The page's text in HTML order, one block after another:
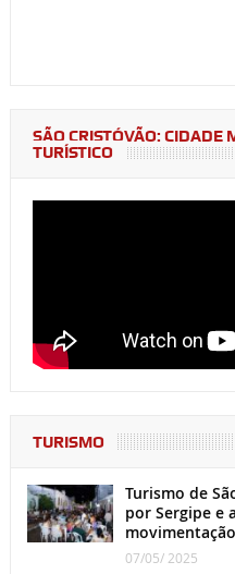
SÃO CRISTÓVÃO: CIDADE
TURÍSTICO
TURISMO
Turismo de
por Sergipe e
07/05/ 2025